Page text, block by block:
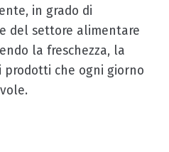
in grado di
del settore alimentare
la freschezza, la
prodotti che ogni giorno